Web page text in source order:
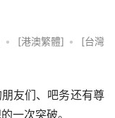
• [港澳繁體] •
[台灣
友们、吧务还有尊
一次突破。